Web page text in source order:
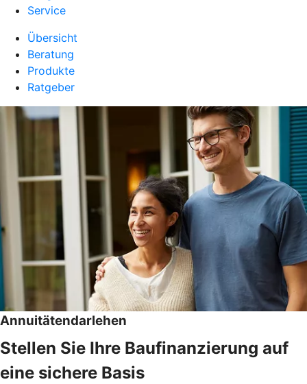
Service
Übersicht
Beratung
Produkte
Ratgeber
Annuitätendarlehen
Stellen Sie Ihre Baufinanzierung auf
eine sichere Basis